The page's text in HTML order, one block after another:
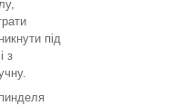
під
з